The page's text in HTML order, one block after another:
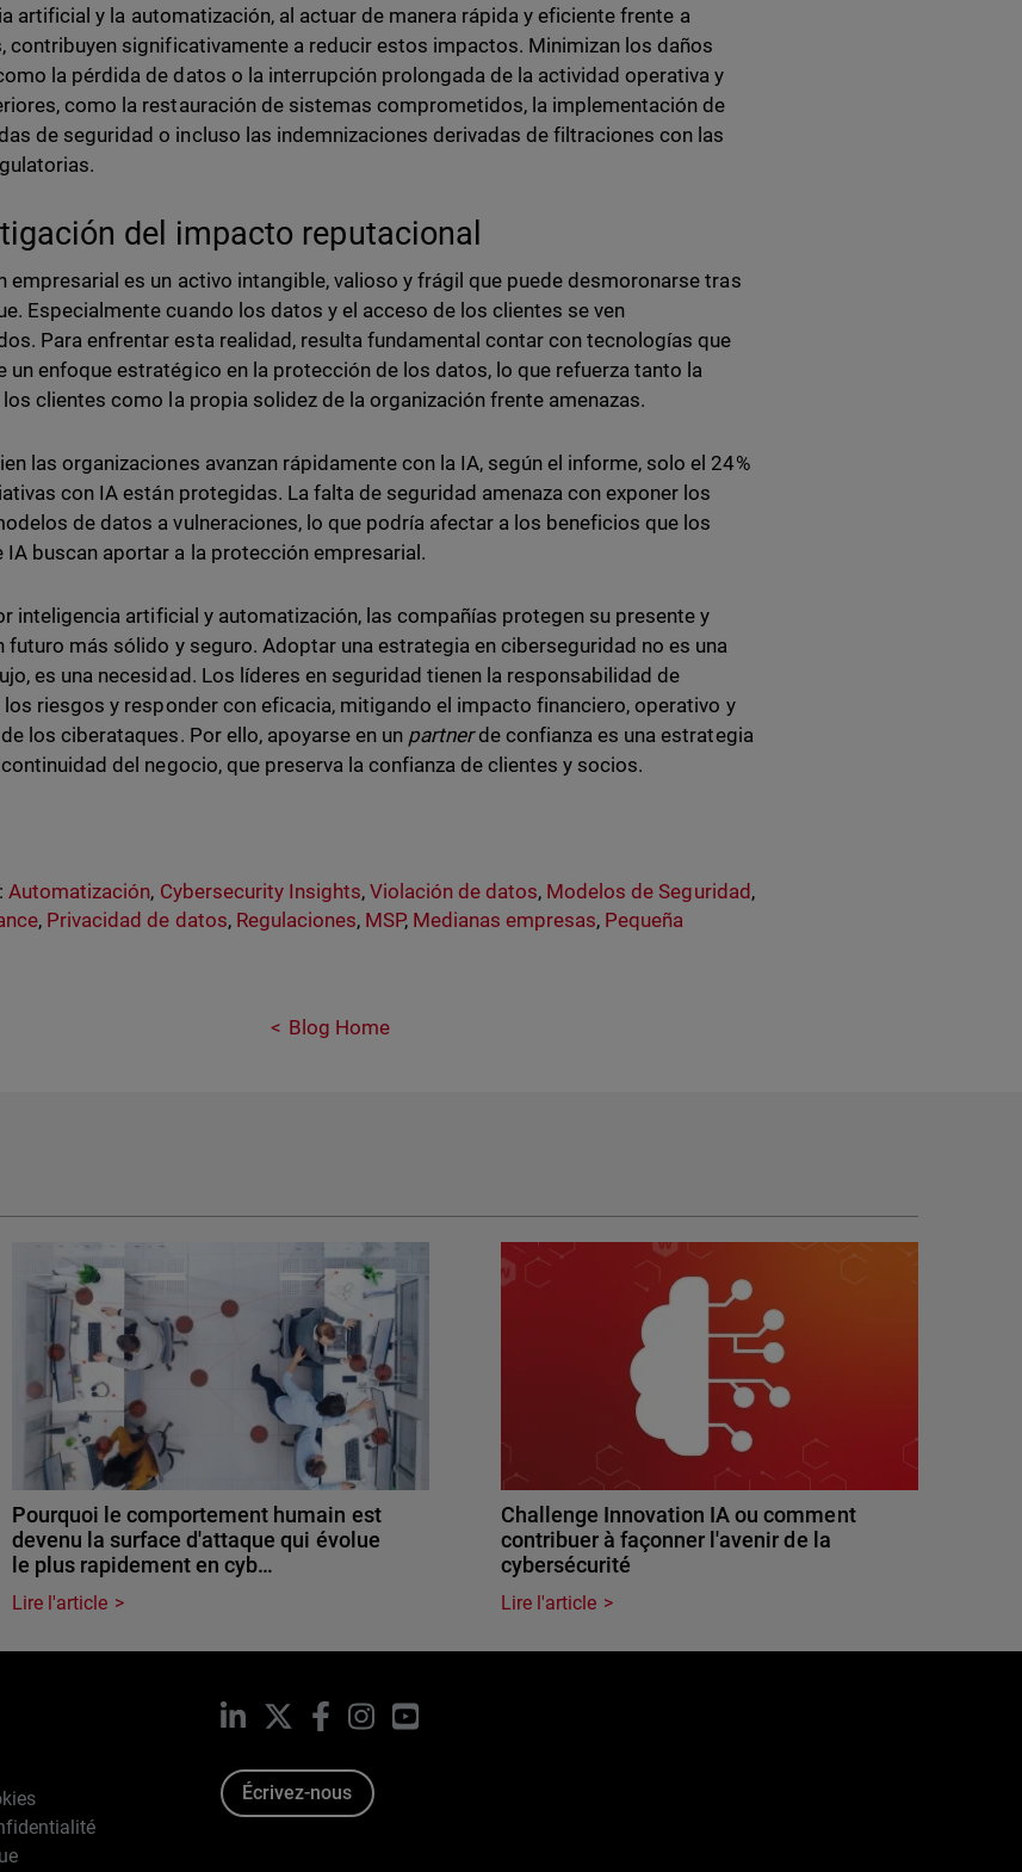
artificial y la automatización, al actuar de manera rápida y eficiente frente a
contribuyen significativamente a reducir estos impactos. Minimizan los daños
la pérdida de datos o la interrupción prolongada de la actividad operativa y
como la restauración de sistemas comprometidos, la implementación de
de seguridad o incluso las indemnizaciones derivadas de filtraciones con las
del impacto reputacional
empresarial es un activo intangible, valioso y frágil que puede desmoronarse tras
Especialmente cuando los datos y el acceso de los clientes se ven
Para enfrentar esta realidad, resulta fundamental contar con tecnologías que
un enfoque estratégico en la protección de los datos, lo que refuerza tanto la
clientes como la propia solidez de la organización frente amenazas.
las organizaciones avanzan rápidamente con la IA, según el informe, solo el 24%
con IA están protegidas. La falta de seguridad amenaza con exponer los
de datos a vulneraciones, lo que podría afectar a los beneficios que los
IA buscan aportar a la protección empresarial.
inteligencia artificial y automatización, las compañías protegen su presente y
futuro más sólido y seguro. Adoptar una estrategia en ciberseguridad no es una
es una necesidad. Los líderes en seguridad tienen la responsabilidad de
los riesgos y responder con eficacia, mitigando el impacto financiero, operativo y
los ciberataques. Por ello, apoyarse en un partnerde confianza es una estrategia
del negocio, que preserva la confianza de clientes y socios.
Automatización, Cybersecurity Insights, Violación de datos, Modelos de Seguridad ,
, Privacidad de datos, Regulaciones, MSP, Medianas empresas, Pequeña
Blog Home
Pourquoi le comportement humain est
devenu la surface d'attaque qui évolue
le plus rapidement en cyb…
Lire l'article
Challenge Innovation IA ou comment
contribuer à façonner l'avenir de la
cybersécurité
Lire l'article
LinkedIn Facebook
InstagramYouTube
Écrivez-nous